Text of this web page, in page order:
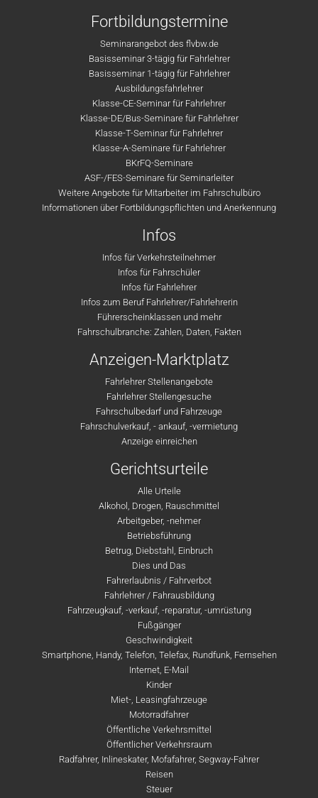
Fortbildungstermine
Seminarangebot des flvbw.de
Basisseminar 3-tägig für Fahrlehrer
Basisseminar 1-tägig für Fahrlehrer
Ausbildungsfahrlehrer
Klasse-CE-Seminar für Fahrlehrer
Klasse-DE/Bus-Seminare für Fahrlehrer
Klasse-T-Seminar für Fahrlehrer
Klasse-A-Seminare für Fahrlehrer
BKrFQ-Seminare
ASF-/FES-Seminare für Seminarleiter
Weitere Angebote für Mitarbeiter im Fahrschulbüro
Informationen über Fortbildungspflichten und Anerkennung
Infos
Infos für Verkehrsteilnehmer
Infos für Fahrschüler
Infos für Fahrlehrer
Infos zum Beruf Fahrlehrer/Fahrlehrerin
Führerscheinklassen und mehr
Fahrschulbranche: Zahlen, Daten, Fakten
Anzeigen-Marktplatz
Fahrlehrer Stellenangebote
Fahrlehrer Stellengesuche
Fahrschulbedarf und Fahrzeuge
Fahrschulverkauf, - ankauf, -vermietung
Anzeige einreichen
Gerichtsurteile
Alle Urteile
Alkohol, Drogen, Rauschmittel
Arbeitgeber, -nehmer
Betriebsführung
Betrug, Diebstahl, Einbruch
Dies und Das
Fahrerlaubnis / Fahrverbot
Fahrlehrer / Fahrausbildung
Fahrzeugkauf, -verkauf, -reparatur, -umrüstung
Fußgänger
Geschwindigkeit
Smartphone, Handy, Telefon, Telefax, Rundfunk, Fernsehen
Internet, E-Mail
Kinder
Miet-, Leasingfahrzeuge
Motorradfahrer
Öffentliche Verkehrsmittel
Öffentlicher Verkehrsraum
Radfahrer, Inlineskater, Mofafahrer, Segway-Fahrer
Reisen
Steuer